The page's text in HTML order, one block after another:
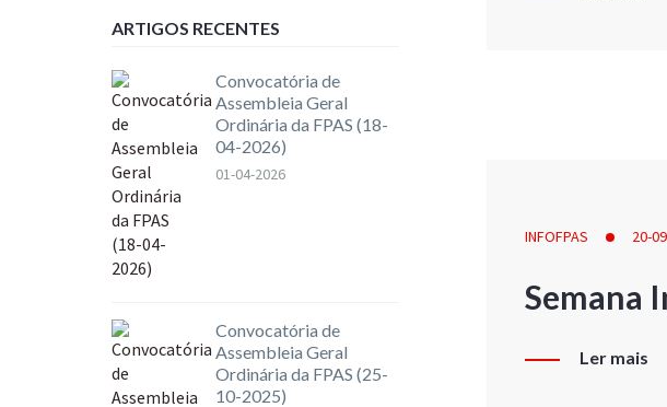
INFOFPAS 20-
Semana
Ler mais
ARTIGOS RECENTES
Convocatória de
Assembleia Geral
Ordinária da FPAS (18-
04-2026)
01-04-2026
Convocatória de
Assembleia Geral
Ordinária da FPAS (25-
10-2025)